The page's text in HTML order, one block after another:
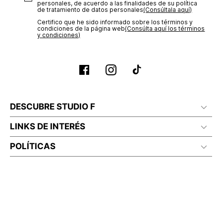
personales, de acuerdo a las finalidades de su política
de tratamiento de datos personales‎(Consúltala aquí)
Certifico que he sido informado sobre los términos y
condiciones de la página web‎(Consúlta aquí los términos
y condiciones)
DESCUBRE STUDIO F
LINKS DE INTERÉS
POLÍTICAS